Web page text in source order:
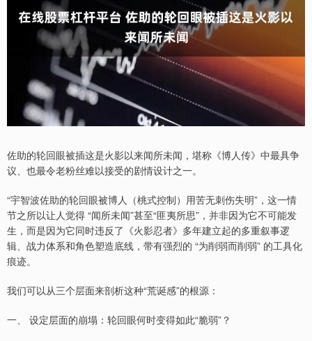
佐助的轮回眼被插这是火影以来闻所未闻，堪称《博人传》中最具争
议、也最令老粉丝难以接受的剧情设计之一。
“宇智波佐助的轮回眼被博人（桃式控制）用苦无刺伤失明”，这一情
节之所以让人觉得 “闻所未闻”甚至“匪夷所思”，并非因为它不可能发
生，而是因为它同时违反了《火影忍者》多年建立起的多重叙事逻
辑、战力体系和角色塑造底线，带有强烈的 “为削弱而削弱” 的工具化
痕迹。
我们可以从三个层面来剖析这种“荒诞感”的根源：
一、 设定层面的崩塌：轮回眼何时变得如此“脆弱”？